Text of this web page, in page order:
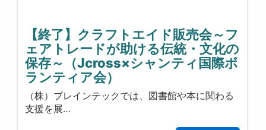
【終了】クラフトエイド販売会～フ
ェアトレードが助ける伝統・文化の
保存～（Jcross×シャンティ国際ボ
ランティア会）
（株）ブレインテックでは、図書館や本に関わる
支援を展…